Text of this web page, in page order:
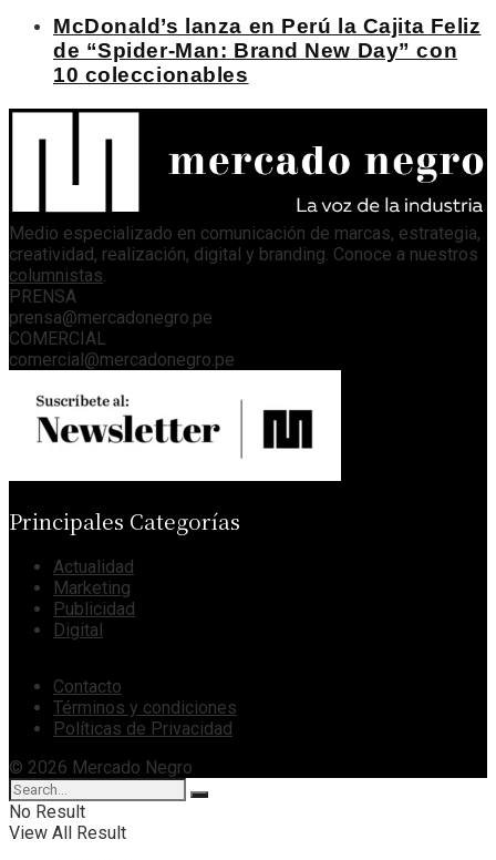
McDonald’s lanza en Perú la Cajita Feliz
de “Spider-Man: Brand New Day” con
10 coleccionables
Medio especializado en comunicación de marcas, estrategia,
creatividad, realización, digital y branding. Conoce a nuestros
columnistas
PRENSA
prensa@mercadonegro.pe
COMERCIAL
comercial@mercadonegro.pe
Principales Categorías
Actualidad
Marketing
Publicidad
Digital
Contacto
Términos y condiciones
Políticas de Privacidad
© 2026 Mercado Negro
No Result
View All Result